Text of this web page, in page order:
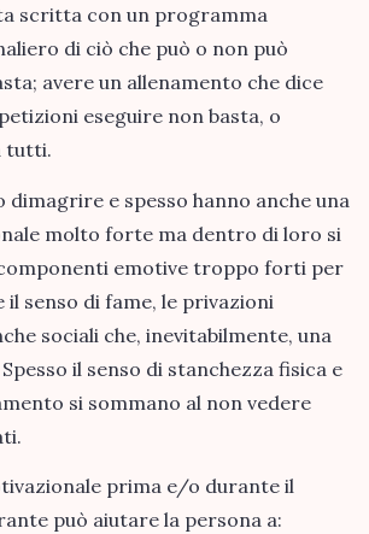
scritta con un programma
di ciò che può o non può
avere un allenamento che dice
eseguire non basta, o
tutti.
e spesso hanno anche una
molto forte ma dentro di loro si
emotive troppo forti per
senso di fame, le privazioni
sociali che, inevitabilmente, una
il senso di stanchezza fisica e
si sommano al non vedere
prima e/o durante il
può aiutare la persona a: